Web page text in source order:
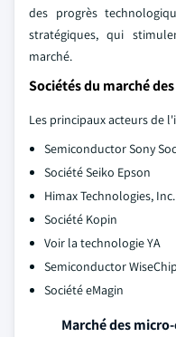
des progrès
stratégiques, qui
marché.
Sociétés du marché
Les principaux acteurs de
Semiconductor Sony
Société Seiko Epson
Himax Technologies, Inc.
Société Kopin
Voir la technologie YA
Semiconductor
Société eMagin
Marché des